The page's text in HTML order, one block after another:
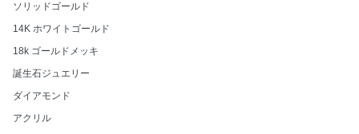
ソリッドゴールド
14K ホワイトゴールド
18k ゴールドメッキ
誕生石ジュエリー
ダイアモンド
アクリル